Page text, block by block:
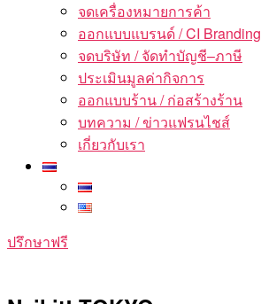
จดเครื่องหมายการค้า
ออกแบบแบรนด์ / CI Branding
จดบริษัท / จัดทำบัญชี–ภาษี
ประเมินมูลค่ากิจการ
ออกแบบร้าน / ก่อสร้างร้าน
บทความ / ข่าวแฟรนไชส์
เกี่ยวกับเรา
ปรึกษาฟรี